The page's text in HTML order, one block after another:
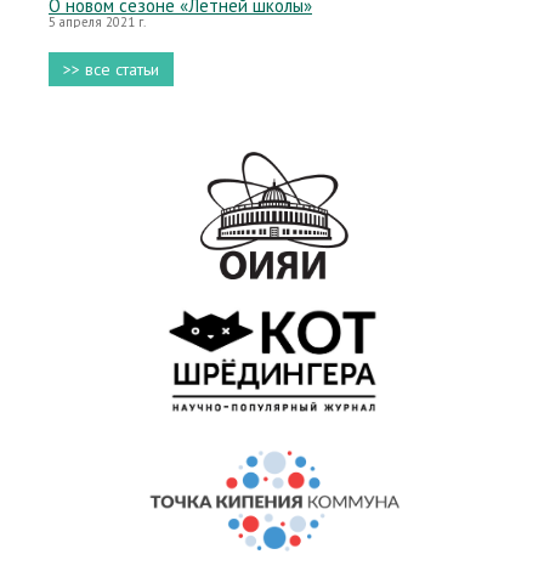
О новом сезоне «Летней школы»
5 апреля 2021 г.
>> все статьи